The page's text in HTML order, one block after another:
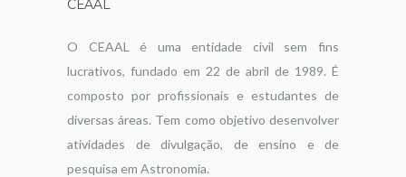
CEAAL
O CEAAL é uma entidade civil sem fins
lucrativos, fundado em 22 de abril de 1989. É
composto por profissionais e estudantes de
diversas áreas. Tem como objetivo desenvolver
atividades de divulgação, de ensino e de
pesquisa em Astronomia.